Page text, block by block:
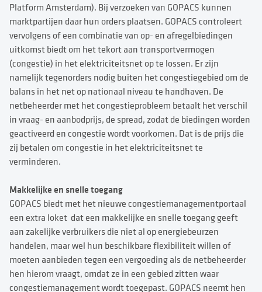
Platform Amsterdam). Bij verzoeken van GOPACS kunnen
marktpartijen daar hun orders plaatsen. GOPACS controleert
vervolgens of een combinatie van op- en afregelbiedingen
uitkomst biedt om het tekort aan transportvermogen
(congestie) in het elektriciteitsnet op te lossen. Er zijn
namelijk tegenorders nodig buiten het congestiegebied om de
balans in het net op nationaal niveau te handhaven. De
netbeheerder met het congestieprobleem betaalt het verschil
in vraag- en aanbodprijs, de spread, zodat de biedingen worden
geactiveerd en congestie wordt voorkomen. Dat is de prijs die
zij betalen om congestie in het elektriciteitsnet te
verminderen.
Makkelijke en snelle toegang
GOPACS biedt met het nieuwe congestiemanagementportaal
een extra loket dat een makkelijke en snelle toegang geeft
aan zakelijke verbruikers die niet al op energiebeurzen
handelen, maar wel hun beschikbare flexibiliteit willen of
moeten aanbieden tegen een vergoeding als de netbeheerder
hen hierom vraagt, omdat ze in een gebied zitten waar
congestiemanagement wordt toegepast. GOPACS neemt hen